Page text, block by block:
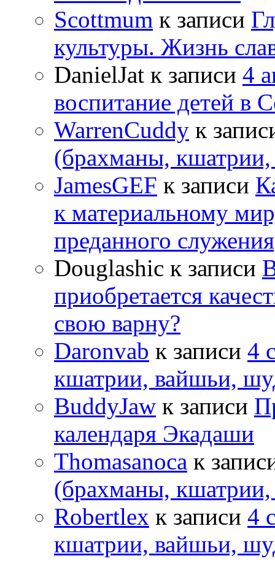
Scottmum к записи
культуры. Жизнь
DanielJat к записи 4
воспитание детей в
WarrenCuddy к
(брахманы,
JamesGEF к записи
к материальному
преданного
Douglashic к записи
приобретается
свою варну?
Daronvab к записи 4
кшатрии, вайшьи,
BuddyJaw к записи
календаря Экадаши
Thomasanoca к
(брахманы,
Robertlex к записи 4
кшатрии, вайшьи,